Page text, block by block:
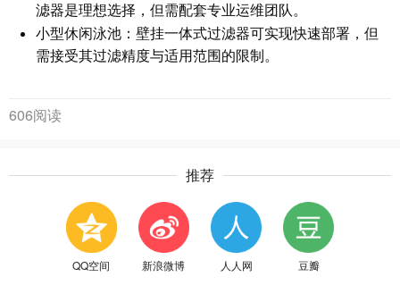
滤器是理想选择，但需配套专业运维团队。
小型休闲泳池：壁挂一体式过滤器可实现快速部署，但
需接受其过滤精度与适用范围的限制。
606阅读
推荐
QQ空间 新浪微博 人人网 豆瓣